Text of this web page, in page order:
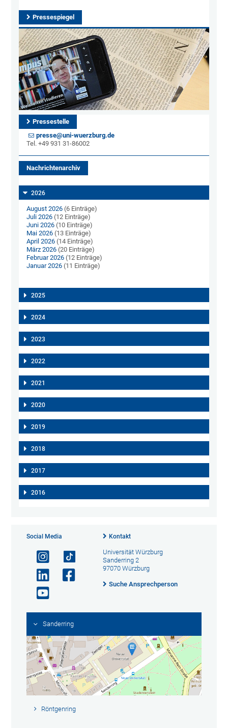
Pressespiegel
Pressestelle
presse@uni-wuerzburg.de
Tel. +49 931 31-86002
Nachrichtenarchiv
2026
August 2026 (6 Einträge)
Juli 2026 (12 Einträge)
Juni 2026 (10 Einträge)
Mai 2026 (13 Einträge)
April 2026 (14 Einträge)
März 2026 (20 Einträge)
Februar 2026 (12 Einträge)
Januar 2026 (11 Einträge)
2025
2024
2023
2022
2021
2020
2019
2018
2017
2016
Social Media Kontakt
Universität Würzburg
Sanderring 2
97070 Würzburg
Suche Ansprechperson
Sanderring
Röntgenring